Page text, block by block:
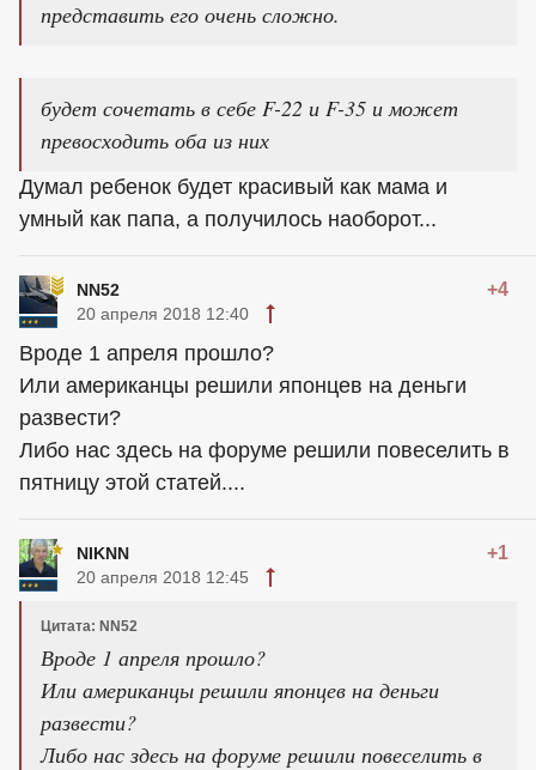
представить его очень сложно.
будет сочетать в себе F-22 и F-35 и может
превосходить оба из них
Думал ребенок будет красивый как мама и
умный как папа, а получилось наоборот...
NN52 +4
20 апреля 2018 12:40
Вроде 1 апреля прошло?
Или американцы решили японцев на деньги
развести?
Либо нас здесь на форуме решили повеселить в
пятницу этой статей....
NIKNN +1
20 апреля 2018 12:45
Цитата: NN52
Вроде 1 апреля прошло?
Или американцы решили японцев на деньги
развести?
Либо нас здесь на форуме решили повеселить в